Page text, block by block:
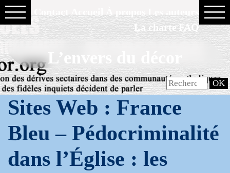
La charte FAQ
L’envers du décor
Sites Web : France
Bleu – Pédocriminalité
dans l’Église : les